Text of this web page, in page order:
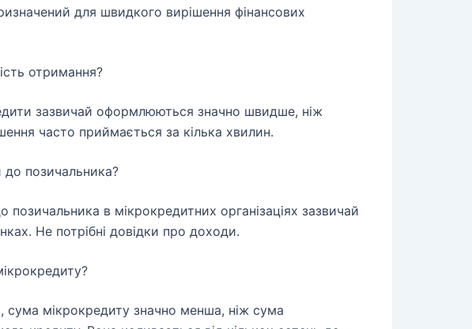
для швидкого вирішення фінансових
отримання?
зазвичай оформлюються значно швидше, ніж
часто приймається за кілька хвилин.
до позичальника?
позичальника в мікрокредитних організаціях зазвичай
Не потрібні довідки про доходи.
сума мікрокредиту значно менша, ніж сума